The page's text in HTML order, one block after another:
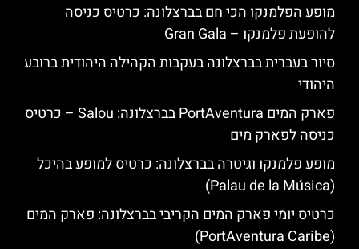
מופע הפלמנקו הכי חם בברצלונה: כרטיס כניסה
להופעת פלמנקו – Gran Gala
סיור בעברית בברצלונה בעקבות הקהילה היהודית ברובע
היהודי
פארק המים PortAventura בברצלונה: Salou – כרטיס
כניסה לפארק מים
מופע פלמנקו וגיטרה בברצלונה: כרטיס למופע בהיכל
(Palau de la Música)
כרטיס יומי פארק המים הקריבי בברצלונה: פארק המים
(PortAventura Caribe)